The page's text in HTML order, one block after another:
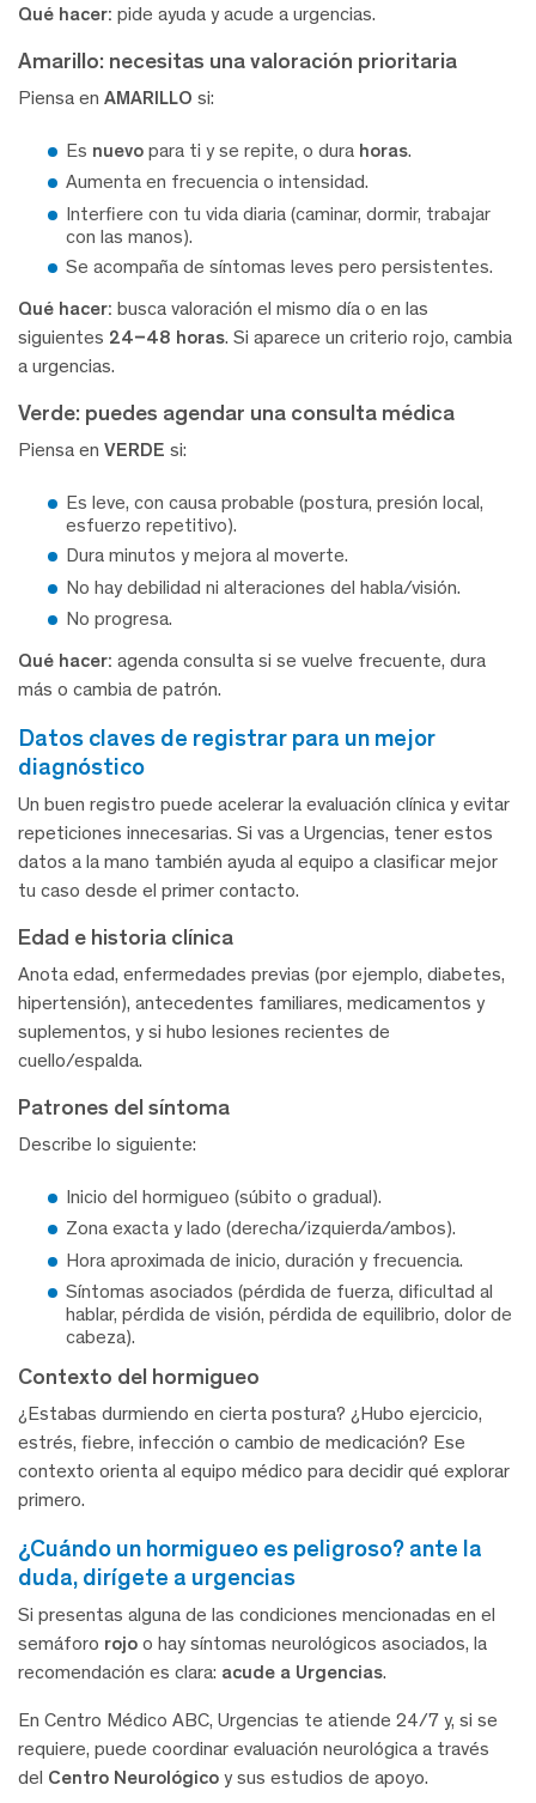
Qué hacer: pide ayuda y acude a urgencias.
Amarillo: necesitas una valoración prioritaria
Piensa en AMARILLO si:
Es nuevo para ti y se repite, o dura horas.
Aumenta en frecuencia o intensidad.
Interfiere con tu vida diaria (caminar, dormir, trabajar
con las manos).
Se acompaña de síntomas leves pero persistentes.
Qué hacer: busca valoración el mismo día o en las
siguientes 24–48 horas. Si aparece un criterio rojo, cambia
a urgencias.
Verde: puedes agendar una consulta médica
Piensa en VERDE si:
Es leve, con causa probable (postura, presión local,
esfuerzo repetitivo).
Dura minutos y mejora al moverte.
No hay debilidad ni alteraciones del habla/visión.
No progresa.
Qué hacer: agenda consulta si se vuelve frecuente, dura
más o cambia de patrón.
datos claves de registrar para un mejor
diagnóstico
Un buen registro puede acelerar la evaluación clínica y evitar
repeticiones innecesarias. Si vas a Urgencias, tener estos
datos a la mano también ayuda al equipo a clasificar mejor
tu caso desde el primer contacto.
Edad e historia clínica
Anota edad, enfermedades previas (por ejemplo, diabetes,
hipertensión), antecedentes familiares, medicamentos y
suplementos, y si hubo lesiones recientes de
cuello/espalda.
Patrones del síntoma
Describe lo siguiente:
Inicio del hormigueo (súbito o gradual).
Zona exacta y lado (derecha/izquierda/ambos).
Hora aproximada de inicio, duración y frecuencia.
Síntomas asociados (pérdida de fuerza, dificultad al
hablar, pérdida de visión, pérdida de equilibrio, dolor de
cabeza).
Contexto del hormigueo
¿Estabas durmiendo en cierta postura? ¿Hubo ejercicio,
estrés, fiebre, infección o cambio de medicación? Ese
contexto orienta al equipo médico para decidir qué explorar
primero.
¿cuándo un hormigueo es peligroso? ante la
duda, dirígete a urgencias
Si presentas alguna de las condiciones mencionadas en el
semáforo rojo o hay síntomas neurológicos asociados, la
recomendación es clara: acude a Urgencias.
En Centro Médico ABC, Urgencias te atiende 24/7 y, si se
requiere, puede coordinar evaluación neurológica a través
del Centro Neurológico y sus estudios de apoyo.